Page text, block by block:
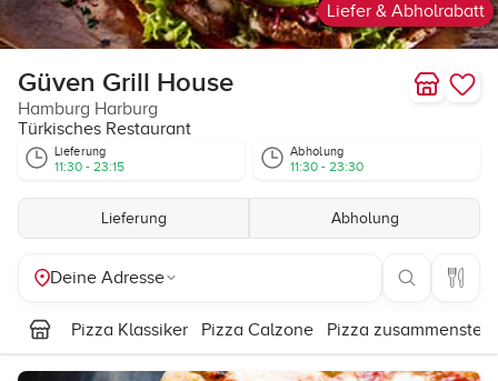
Liefer & Abholrabatt
Güven Grill House
Hamburg Harburg
Türkisches Restaurant
Lieferung
11:30 - 23:15
Abholung
11:30 - 23:30
Lieferung Abholung
Deine Adresse
Pizza Klassiker Pizza Calzone Pizza